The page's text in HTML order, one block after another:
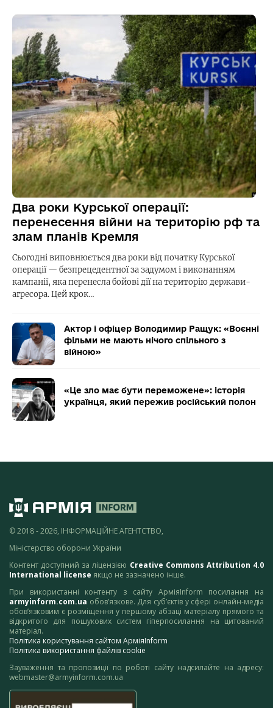
Два роки Курської операції:
перенесення війни на територію рф та
злам планів Кремля
Сьогодні виповнюється два роки від початку Курської
операції — безпрецедентної за задумом і виконанням
кампанії, яка перенесла бойові дії на територію держави-
агресора. Цей крок…
Актор і офіцер Володимир Ращук: «Воєнні
фільми не мають нічого спільного з
війною»
«Це зло має бути переможене»: історія
українця, який пережив російський полон
© 2018 - 2026, ІНФОРМАЦІЙНЕ АГЕНТСТВО,
Міністерство оборони України
Контент доступний за ліцензією Creative Commons Attribution 4.0
International license якщо не зазначено інше.
При використанні контенту з сайту АрміяInform посилання на
armyinform.com.ua обов’язкове. Для суб’єктів у сфері онлайн-медіа
обов’язковим є розміщення у першому абзаці матеріалу прямого та
відкритого для пошукових систем гіперпосилання на цитований
матеріал.
Політика користування сайтом АрміяInform
Політика використання файлів cookie
Зауваження та пропозиції по роботі сайту надсилайте на адресу:
webmaster@armyinform.com.ua